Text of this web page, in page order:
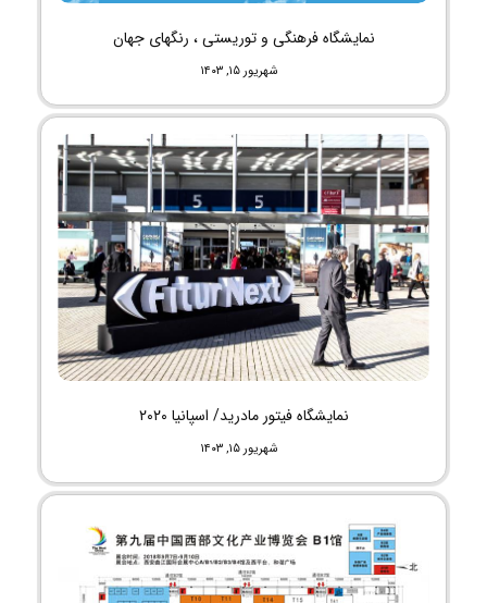
نمایشگاه فرهنگی و توریستی ، رنگهای جهان
شهریور ۱۵, ۱۴۰۳
نمایشگاه فیتور مادرید/ اسپانیا ۲۰۲۰
شهریور ۱۵, ۱۴۰۳